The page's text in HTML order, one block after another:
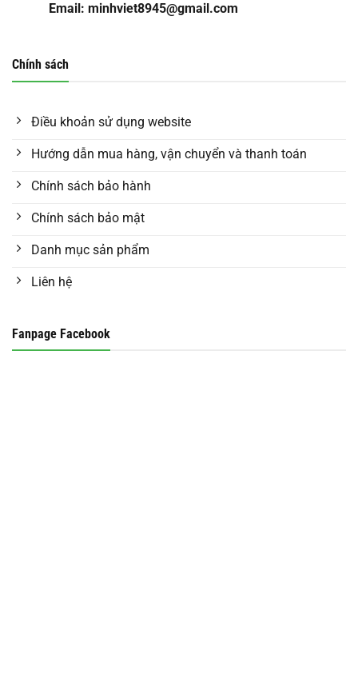
Email: minhviet8945@gmail.com
Chính sách
Điều khoản sử dụng website
Hướng dẫn mua hàng, vận chuyển và thanh toán
Chính sách bảo hành
Chính sách bảo mật
Danh mục sản phẩm
Liên hệ
Fanpage Facebook